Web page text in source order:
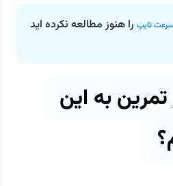
تایپرا هنوز مطالعه نکرده اید
به این